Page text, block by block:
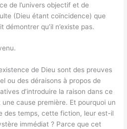
de l’univers objectif et de
(Dieu étant coïncidence) que
démontrer qu’il n’existe pas.
de Dieu sont des preuves
ou des déraisons à propos de
d’introduire la raison dans ce
cause première. Et pourquoi un
des temps, cette fiction, leur est-il
immédiat ? Parce que cet